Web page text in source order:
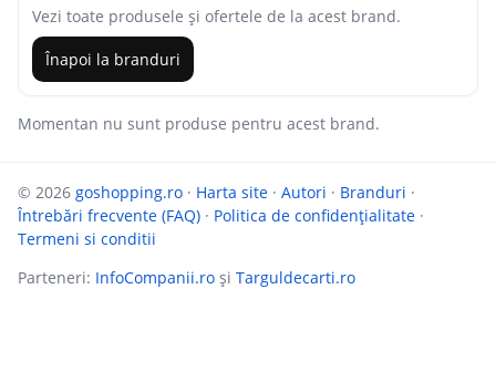
Vezi toate produsele și ofertele de la acest brand.
Înapoi la branduri
Momentan nu sunt produse pentru acest brand.
© 2026 goshopping.ro · Harta site · Autori · Branduri ·
Întrebări frecvente (FAQ) · Politica de confidențialitate ·
Termeni si conditii
Parteneri: InfoCompanii.ro și Targuldecarti.ro